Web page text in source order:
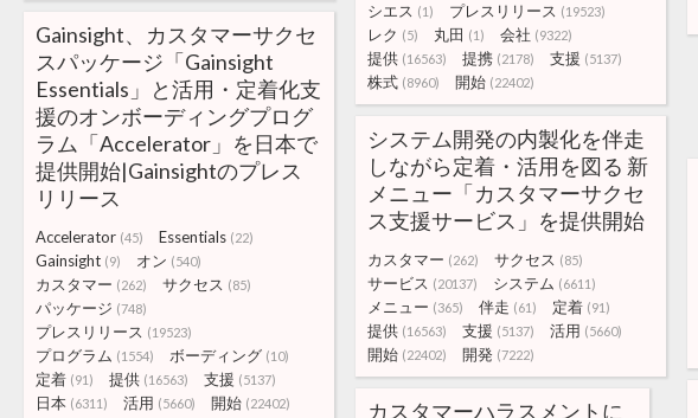
シエス (1) プレスリリース (19523)
レク (5) 丸田 (1) 会社 (9322)
提供 (16563) 提携 (2178) 支援 (5137)
株式 (8960) 開始 (22402)
Gainsight、カスタマーサクセ
スパッケージ「Gainsight
Essentials」と活用・定着化支
援のオンボーディングプログ
ラム「Accelerator」を日本で
提供開始|Gainsightのプレス
リリース
Accelerator (45) Essentials (22)
Gainsight (9) オン (540)
カスタマー (262) サクセス (85)
パッケージ (748)
プレスリリース (19523)
プログラム (1554) ボーディング (10)
定着 (91) 提供 (16563) 支援 (5137)
日本 (6311) 活用 (5660) 開始 (22402)
システム開発の内製化を伴走
しながら定着・活用を図る 新
メニュー「カスタマーサクセ
ス支援サービス」を提供開始
カスタマー (262) サクセス (85)
サービス (20137) システム (6611)
メニュー (365) 伴走 (61) 定着 (91)
提供 (16563) 支援 (5137) 活用 (5660)
開始 (22402) 開発 (7222)
カスタマーハラスメントに